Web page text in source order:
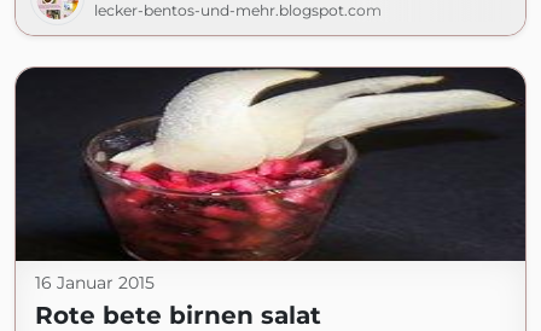
lecker-bentos-und-mehr.blogspot.com
16 Januar 2015
Rote bete birnen salat